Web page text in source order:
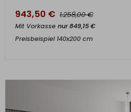
943,50 € 1.258,00€
Mit Vorkasse nur849,15€
Preisbeispiel 140x200 cm